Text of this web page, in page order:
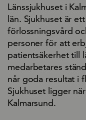
Länssjukhuset i
län. Sjukhuset är
förlossningsvård
personer för att
patientsäkerhet till
medarbetares
når goda resultat i
Sjukhuset ligger
Kalmarsund.